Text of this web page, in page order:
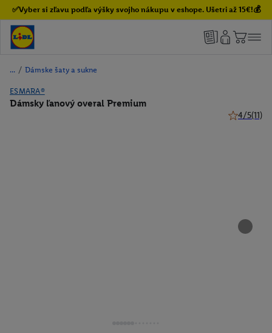
✅Vyber si zľavu podľa výšky svojho nákupu v eshope. Ušetri až 15€!💰
/ Dámske šaty a sukne
ESMARA®
Dámsky ľanový overal Premium
4/5(11)